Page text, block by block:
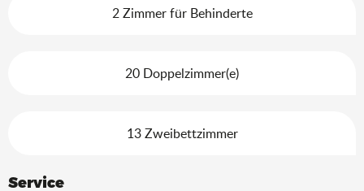
2 Zimmer für Behinderte
20 Doppelzimmer(e)
13 Zweibettzimmer
Service